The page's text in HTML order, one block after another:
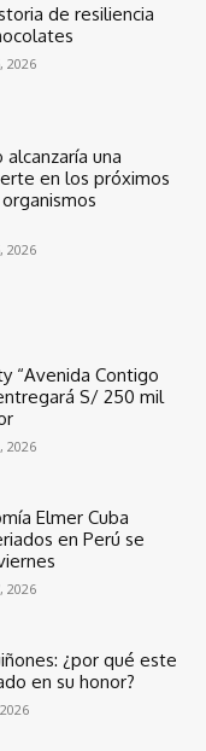
de resiliencia
2026
alcanzaría una
en los próximos
2026
“Avenida Contigo
S/ 250 mil
2026
Elmer Cuba
en Perú se
2026
¿por qué este
en su honor?